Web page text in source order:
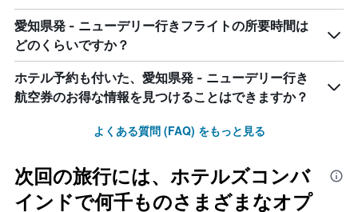
愛知県発 - ニューデリー行きフライトの所要時間は
どのくらいですか？
ホテル予約も付いた、愛知県発 - ニューデリー行き
航空券のお得な情報を見つけることはできますか？
よくある質問 (FAQ) をもっと見る
次回の旅行には、ホテルズコンバ
インドで何千ものさまざまなオプ